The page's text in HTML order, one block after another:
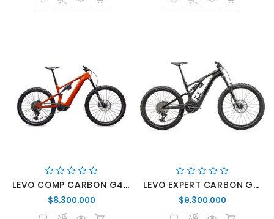
LEVO COMP CARBON G4 ORGTNT/SILDST/DKNVY
$8.300.000
normal
LEVO EXPERT CARBON G3 OBSD/OBSD/TPE
$9.300.000
normal